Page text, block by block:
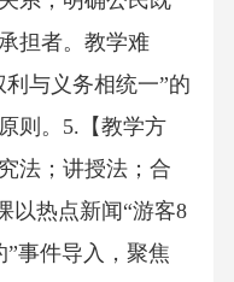
担者。教学难
与义务相统一”的
则。5.【教学方
法；讲授法；合
以热点新闻“游客8
事件导入，聚焦